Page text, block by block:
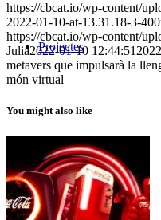
Projectes
https://cbcat.io/wp-content/
2022-01-10-at-13.31.18-3-
https://cbcat.io/wp-content/
Julia2022-01-10 12:44:51
metavers que impulsarà la
món virtual
You might also like